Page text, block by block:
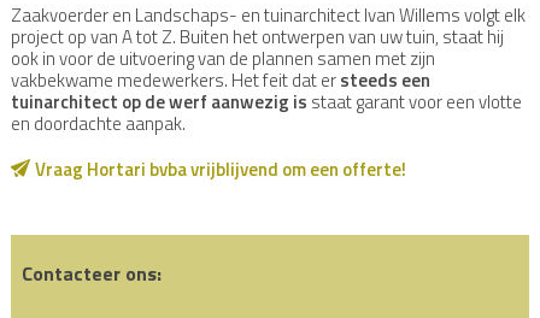
Zaakvoerder en Landschaps- en tuinarchitect Ivan Willems volgt elk
project op van A tot Z. Buiten het ontwerpen van uw tuin, staat hij
ook in voor de uitvoering van de plannen samen met zijn
vakbekwame medewerkers. Het feit dat ersteeds een
tuinarchitect op de werf aanwezig is staat garant voor een vlotte
en doordachte aanpak.
Vraag Hortari bvba vrijblijvend om een offerte!
Contacteer ons: